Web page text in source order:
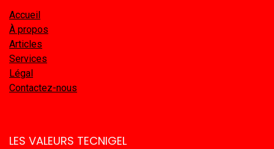
Accueil
À propos
Articles
Services
Légal
Contactez-nous
LES VALEURS TECNIGEL